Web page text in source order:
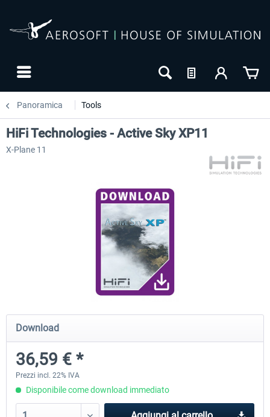
Panoramica Tools
Traffic Global for X-Plane 12/11 (Mac)
45,70 € *
NUOVO
FSDG - Flight Suite Pro
HiFi Technologies - Active Sky XP11
X-Plane 11
Download
36,59 € *
Prezzi incl. 22% IVA
Disponibile come download immediato